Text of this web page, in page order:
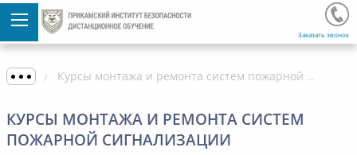
Заказать звонок
Курсы монтажа и ремонта систем пожарной сигнализации
КУРСЫ МОНТАЖА И РЕМОНТА СИСТЕМ
ПОЖАРНОЙ СИГНАЛИЗАЦИИ